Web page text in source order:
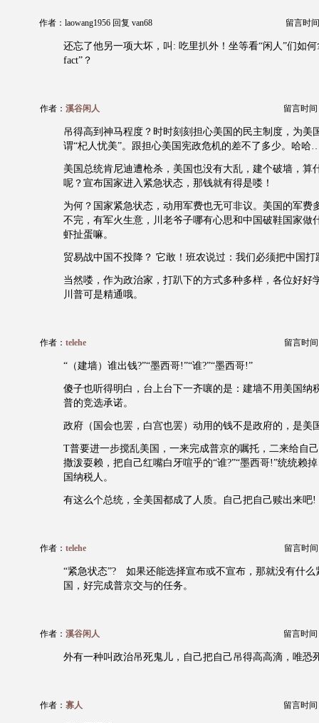
作者：laowang1956 回复 van68 留言时
还忘了他另一项大坏，叫: 吃里扒外！坐等看“闲人”们如何
fact”？
作者： 溪谷闲人 留言时间
吊得高到神马程度？时时刻刻担心美国的民主制度，为美
谓“杞人忧美”。跟担心美国宪政危机的差不了多少。哈
美国总统肯尼迪遭枪杀，美国也没有大乱，建个破墙，算
呢？宣布国家进入紧急状态，那钱就有得是喽！
为何？国家紧急状态，动用军费也无可非议。美国的军费
不完，有军火生意，川老爷子哪有心思和中国破鞋国家做
虾扯蛋嘛。
贸易战中国不投降？ 它敢！班农说过：我们必须把中国打
当然喽，作为政治家，打趴下的方式多种多样，各位好好
川普可是精通哦。
作者： telehe 留言时间
“（建墙）谁出钱?”“墨西哥!”“谁?”“墨西哥!”
傻子也听得明白，台上台下一齐嚷的是：建墙不用美国纳
普的竞选承诺。
政府（国会也罢，白宫也罢）动用的钱不是政府的，是美
T普要进一步搅乱美国，一来完成普京的嘱托，二来给自
撒泼耍赖，把自己红嘴白牙喧乎的“谁?”“墨西哥!”统统赖
国纳税人。
有这么个总统，全美国都成了人质。自己把自己赎出来吧!
作者： telehe 留言时间
“紧急状态”? 如果还能选择宣布或不宣布，那就没有什么
国，好完成普京交与的任务。
作者： 溪谷闲人 留言时间
外有一种叫政治吊死鬼儿，自己把自己吊得高高滴，唯恐
作者： 寡人 留言时间